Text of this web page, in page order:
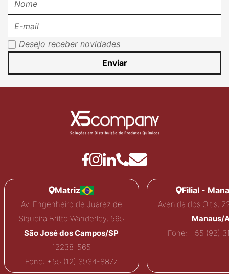
Enviar
Desejo receber novidades
Matriz
Av. Engenheiro de Juarez de
Siqueira Britto Wanderley, 565
São José dos Campos/SP
12238-565
Fone: +55 (12) 3934-8877
Filial -
Avenida dos Oitis,
Manaus/
Fone: +55 (92)